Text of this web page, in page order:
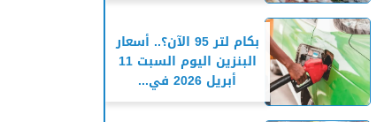
بكام لتر 95 الآن؟.. أسعار
البنزين اليوم السبت 11
أبريل 2026 في...